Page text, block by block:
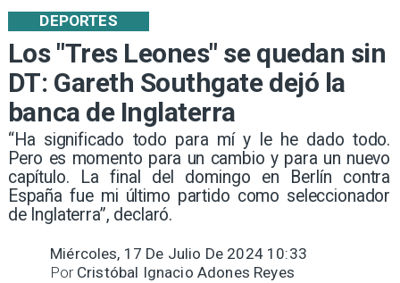
Los "Tres Leones" se quedan sin
DT: Gareth Southgate dejó la
banca de Inglaterra
“Ha significado todo para mí y le he dado todo.
Pero es momento para un cambio y para un nuevo
capítulo. La final del domingo en Berlín contra
España fue mi último partido como seleccionador
de Inglaterra”, declaró.
DEPORTES
Miércoles, 17 De Julio De 2024 10:33
Cristóbal Ignacio Adones Reyes
Por